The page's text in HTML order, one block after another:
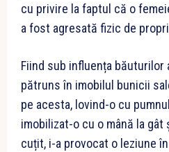
cu privire la faptul că o
a fost agresată fizic de
Fiind sub influența băuturilor
pătruns în imobilul bunicii
pe acesta, lovind-o cu
imobilizat-o cu o mână la
cuțit, i-a provocat o leziune